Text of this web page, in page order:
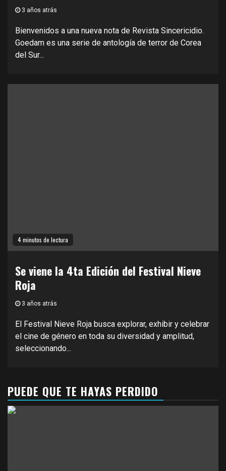
3 años atrás
Bienvenidos a una nueva nota de Revista Sincericidio.
Goedam es una serie de antología de terror de Corea
del Sur...
4 minutos de lectura
Se viene la 4ta Edición del Festival Nieve
Roja
3 años atrás
El Festival Nieve Roja busca explorar, exhibir y celebrar
el cine de género en toda su diversidad y amplitud,
seleccionando...
PUEDE QUE TE HAYAS PERDIDO